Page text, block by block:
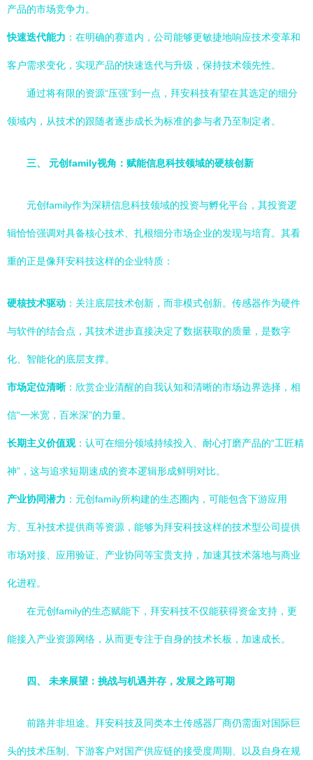
产品的市场竞争力。
快速迭代能力 ：在明确的赛道内，公司能够更敏捷地响应技术变革和
客户需求变化，实现产品的快速迭代与升级，保持技术领先性。
通过将有限的资源“压强”到一点，拜安科技有望在其选定的细分
领域内，从技术的跟随者逐步成长为标准的参与者乃至制定者。
三、 元创family视角：赋能信息科技领域的硬核创新
元创family作为深耕信息科技领域的投资与孵化平台，其投资逻
辑恰恰强调对具备核心技术、扎根细分市场企业的发现与培育。其看
重的正是像拜安科技这样的企业特质：
硬核技术驱动 ：关注底层技术创新，而非模式创新。传感器作为硬件
与软件的结合点，其技术进步直接决定了数据获取的质量，是数字
化、智能化的底层支撑。
市场定位清晰：欣赏企业清醒的自我认知和清晰的市场边界选择，相
信“一米宽，百米深”的力量。
长期主义价值观：认可在细分领域持续投入、耐心打磨产品的“工匠精
神”，这与追求短期速成的资本逻辑形成鲜明对比。
产业协同潜力 ：元创family所构建的生态圈内，可能包含下游应用
方、互补技术提供商等资源，能够为拜安科技这样的技术型公司提供
市场对接、应用验证、产业协同等宝贵支持，加速其技术落地与商业
化进程。
在元创family的生态赋能下，拜安科技不仅能获得资金支持，更
能接入产业资源网络，从而更专注于自身的技术长板，加速成长。
四、 未来展望：挑战与机遇并存，发展之路可期
前路并非坦途。拜安科技及同类本土传感器厂商仍需面对国际巨
头的技术压制、下游客户对国产供应链的接受度周期、以及自身在规